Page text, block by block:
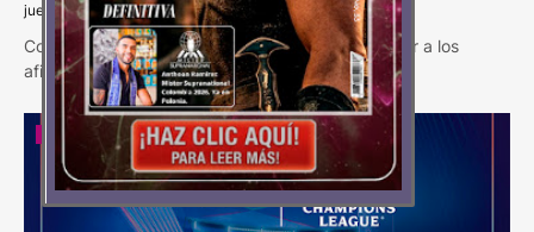
jueves, mayo 21, 2026
Con “Momentos Champions”, la marca busca reunir a los
aficionados colombianos en una experiencia…